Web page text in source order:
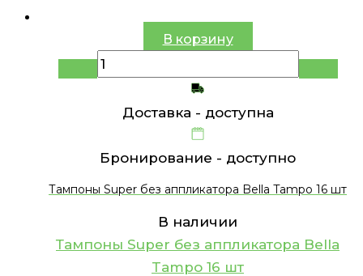
В корзину
Доставка - доступна
Бронирование - доступно
Тампоны Super без аппликатора Bella Tampo 16 шт
В наличии
Тампоны Super без аппликатора Bella
Tampo 16 шт